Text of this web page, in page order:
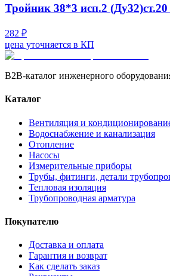
Тройник 38*3 исп.2 (Ду32)ст.20
282 ₽
цена уточняется в КП
B2B-каталог инженерного
Каталог
Вентиляция и
Водоснабжение и канализация
Отопление
Насосы
Измерительные приборы
Трубы, фитинги, детали
Тепловая изоляция
Трубопроводная арматура
Покупателю
Доставка и оплата
Гарантия и возврат
Как сделать заказ